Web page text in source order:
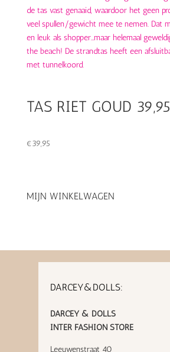
TAS RIET GOUD 39,95
€39,95
MIJN WINKELWAGEN
DARCEY&DOLLS:
DARCEY & DOLLS
INTER FASHION STORE
Leeuwenstraat 40